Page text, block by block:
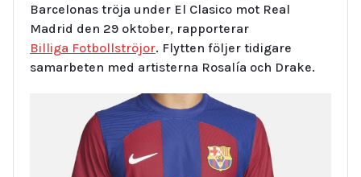
Barcelonas tröja under El Clasico mot Real
Madrid den 29 oktober, rapporterar
Billiga Fotbollströjor. Flytten följer tidigare
samarbeten med artisterna Rosalía och Drake.